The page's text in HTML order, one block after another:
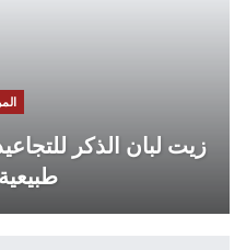
زيت لبان الذكر